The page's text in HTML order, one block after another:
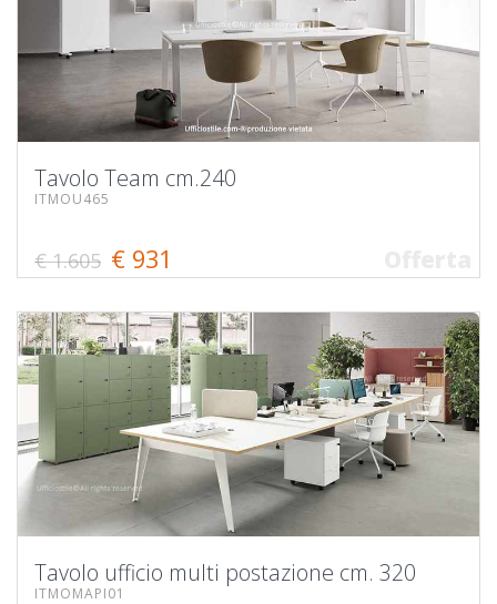
Tavolo Team cm.240
ITMOU465
€ 1.605 € 931
Tavolo ufficio multi postazione cm. 320
ITMOMAPI01